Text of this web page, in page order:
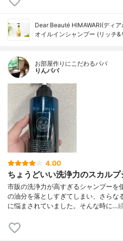
Dear Beauté HIMAWARI(ディ
オイルインシャンプー (リッチ&
お部屋作りにこだわるパパ
りんパパ
4.00
ちょうどいい洗浄力のスカルプ
市販の洗浄力が高すぎるシャンプーを
の油分を落としすぎてしまい、さら
に悩まされていました。そんな時に…